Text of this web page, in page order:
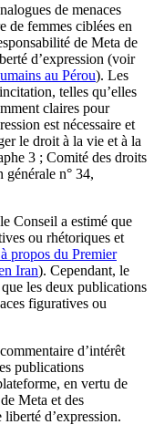
de menaces
de femmes ciblées en
de Meta de
d’expression (voir
au Pérou). Les
telles qu’elles
claires pour
est nécessaire et
le droit à la vie et à la
3 ; Comité des droits
générale n° 34,
Conseil a estimé que
ou rhétoriques et
propos du Premier
Iran). Cependant, le
les deux publications
figuratives ou
d’intérêt
publications
en vertu de
de Meta et des
liberté d’expression.